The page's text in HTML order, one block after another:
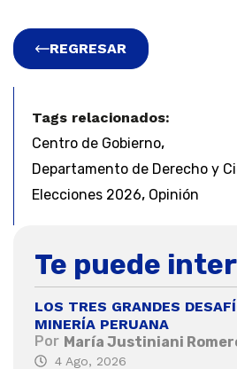
REGRESAR
Tags relacionados:
Centro de Gobierno,
Departamento de Derecho y
Elecciones 2026, Opinión
Te puede
LOS TRES GRANDES
MINERÍA PERUANA
Por María Justiniani
4 Ago, 2026